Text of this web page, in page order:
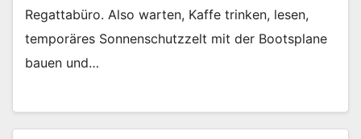
Regattabüro. Also warten, Kaffe trinken, lesen,
temporäres Sonnenschutzzelt mit der Bootsplane
bauen und…